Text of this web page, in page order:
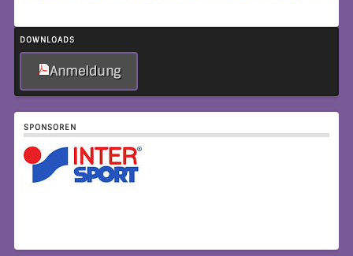
DOWNLOADS
Anmeldung
SPONSOREN